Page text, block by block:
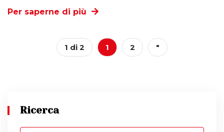
Per saperne di più
1 di 2 1 2 "
Ricerca